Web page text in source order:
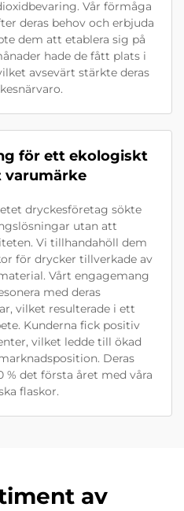
Vår förmåga
deras behov och erbjuda
dem att etablera sig på
hade de fått plats i
avsevärt stärkte deras
för ett ekologiskt
varumärke
dryckesföretag sökte
utan att
Vi tillhandahöll dem
för drycker tillverkade av
Vårt engagemang
med deras
vilket resulterade i ett
Kunderna fick positiv
vilket ledde till ökad
Deras
det första året med våra
flaskor.
av